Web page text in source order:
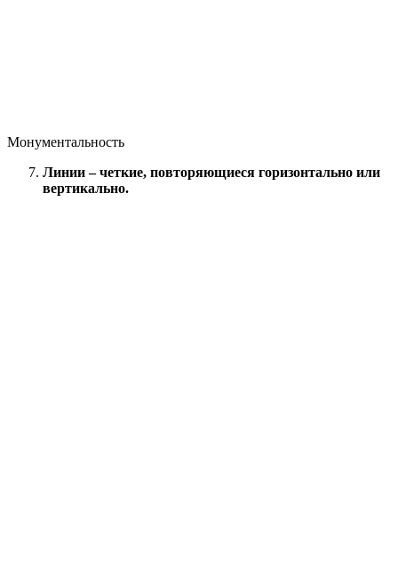
Монументальность
Линии – четкие, повторяющиеся горизонтально или
вертикально.